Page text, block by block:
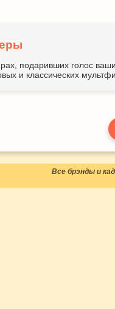
подаривших голос
и классических
Все брэнды и